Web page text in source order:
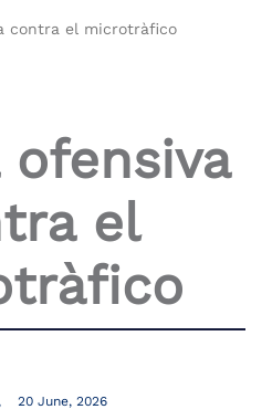
contra el microtràfico
ofensiva
el
20 June, 2026